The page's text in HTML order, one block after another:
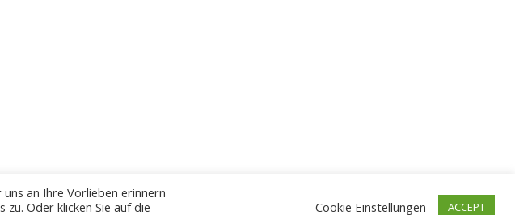
an Ihre Vorlieben erinnern
Oder klicken Sie auf die
Cookie Einstellungen ACCEPT